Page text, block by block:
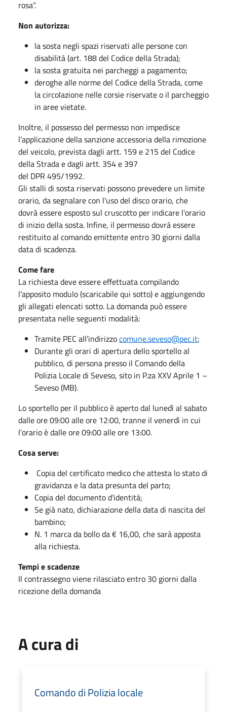
rosa”.
Non autorizza:
la sosta negli spazi riservati alle persone con
disabilità (art. 188 del Codice della Strada);
la sosta gratuita nei parcheggi a pagamento;
deroghe alle norme del Codice della Strada, come
la circolazione nelle corsie riservate o il parcheggio
in aree vietate.
Inoltre, il possesso del permesso non impedisce
l’applicazione della sanzione accessoria della rimozione
del veicolo, prevista dagli artt. 159 e 215 del Codice
della Strada e dagli artt. 354 e 397
del DPR 495/1992.
Gli stalli di sosta riservati possono prevedere un limite
orario, da segnalare con l'uso del disco orario, che
dovrà essere esposto sul cruscotto per indicare l'orario
di inizio della sosta. Infine, il permesso dovrà essere
restituito al comando emittente entro 30 giorni dalla
data di scadenza.
Come fare
La richiesta deve essere effettuata compilando
l'apposito modulo (scaricabile qui sotto) e aggiungendo
gli allegati elencati sotto. La domanda può essere
presentata nelle seguenti modalità:
Tramite PEC all’indirizzocomune.seveso@pec.it;
Durante gli orari di apertura dello sportello al
pubblico, di persona presso il Comando della
Polizia Locale di Seveso, sito in P.za XXV Aprile 1 –
Seveso (MB).
Lo sportello per il pubblico è aperto dal lunedì al sabato
dalle ore 09:00 alle ore 12:00, tranne il venerdì in cui
l’orario è dalle ore 09:00 alle ore 13:00.
Cosa serve:
Copia del certificato medico che attesta lo stato di
gravidanza e la data presunta del parto;
Copia del documento d'identità;
Se già nato, dichiarazione della data di nascita del
bambino;
N. 1 marca da bollo da € 16,00, che sarà apposta
alla richiesta.
Tempi e scadenze
Il contrassegno viene rilasciato entro 30 giorni dalla
ricezione della domanda
A cura di
Comando di Polizia locale